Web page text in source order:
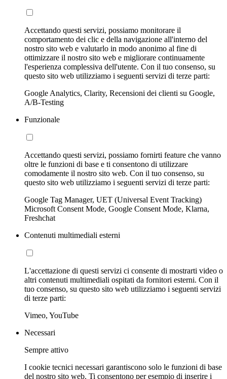
Accettando questi servizi, possiamo monitorare il
comportamento dei clic e della navigazione all'interno del
nostro sito web e valutarlo in modo anonimo al fine di
ottimizzare il nostro sito web e migliorare continuamente
l'esperienza complessiva dell'utente. Con il tuo consenso, su
questo sito web utilizziamo i seguenti servizi di terze parti:
Google Analytics, Clarity, Recensioni dei clienti su Google,
A/B-Testing
Funzionale
Accettando questi servizi, possiamo fornirti feature che vanno
oltre le funzioni di base e ti consentono di utilizzare
comodamente il nostro sito web. Con il tuo consenso, su
questo sito web utilizziamo i seguenti servizi di terze parti:
Google Tag Manager, UET (Universal Event Tracking)
Microsoft Consent Mode, Google Consent Mode, Klarna,
Freshchat
Contenuti multimediali esterni
L'accettazione di questi servizi ci consente di mostrarti video o
altri contenuti multimediali ospitati da fornitori esterni. Con il
tuo consenso, su questo sito web utilizziamo i seguenti servizi
di terze parti:
Vimeo, YouTube
Necessari
Sempre attivo
I cookie tecnici necessari garantiscono solo le funzioni di base
del nostro sito web. Ti consentono per esempio di inserire i